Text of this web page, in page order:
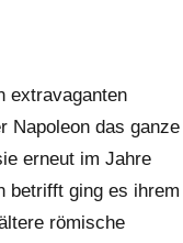
extravaganten
Napoleon das ganze
erneut im Jahre
betrifft ging es ihrem
römische